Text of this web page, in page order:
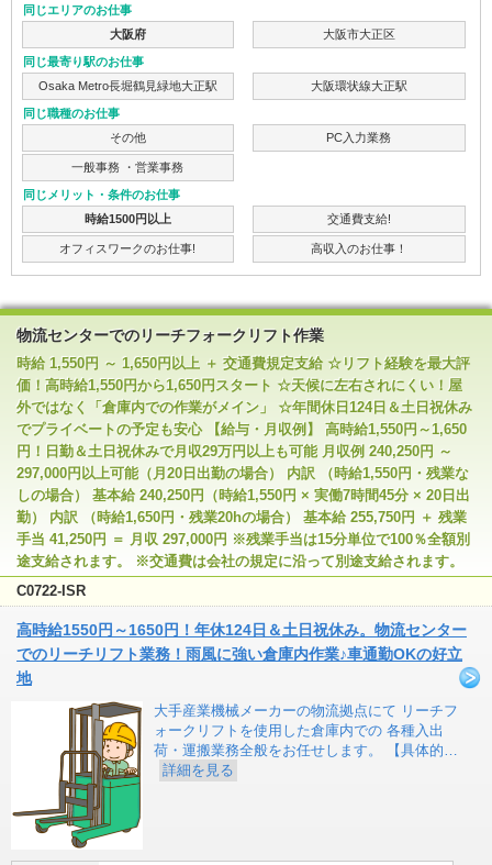
同じエリアのお仕事
大阪府
大阪市大正区
同じ最寄り駅のお仕事
Osaka Metro長堀鶴見緑地大正駅
大阪環状線大正駅
同じ職種のお仕事
その他
PC入力業務
一般事務 ・営業事務
同じメリット・条件のお仕事
時給1500円以上
交通費支給!
オフィスワークのお仕事! 高収入のお仕事！
物流センターでのリーチフォークリフト作業
時給 1,550円 ～ 1,650円以上 ＋ 交通費規定支給 ☆リフト経験を最大評
価！高時給1,550円から1,650円スタート ☆天候に左右されにくい！屋
外ではなく「倉庫内での作業がメイン」 ☆年間休日124日＆土日祝休み
でプライベートの予定も安心 【給与・月収例】 高時給1,550円～1,650
円！日勤＆土日祝休みで月収29万円以上も可能 月収例 240,250円 ～
297,000円以上可能（月20日出勤の場合） 内訳 （時給1,550円・残業な
しの場合） 基本給 240,250円（時給1,550円 × 実働7時間45分 × 20日出
勤） 内訳 （時給1,650円・残業20hの場合） 基本給 255,750円 ＋ 残業
手当 41,250円 ＝ 月収 297,000円 ※残業手当は15分単位で100％全額別
途支給されます。 ※交通費は会社の規定に沿って別途支給されます。
C0722-ISR
高時給1550円～1650円！年休124日＆土日祝休み。物流センター
でのリーチリフト業務！雨風に強い倉庫内作業♪車通勤OKの好立
地
大手産業機械メーカーの物流拠点にて リーチフ
ォークリフトを使用した倉庫内での 各種入出
荷・運搬業務全般をお任せします。 【具体的…
詳細を見る